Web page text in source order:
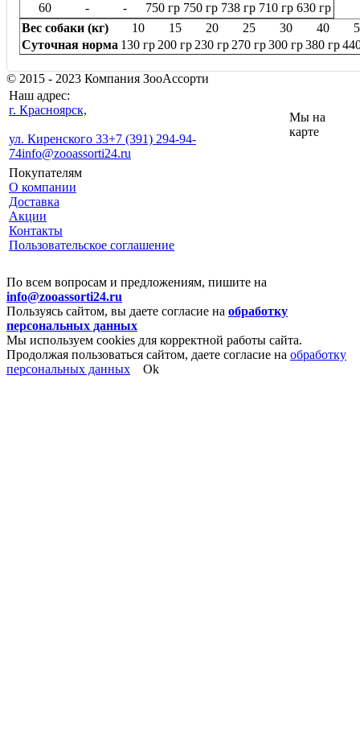
60
- - 750 гр 750 гр 738 гр 710 гр 630 гр
Вес собаки (кг)
10 15 20 25 30 40
Суточная норма 130 гр 200 гр 230 гр 270 гр300 гр380 гр
© 2015 - 2023 Компания ЗооАссорти
Наш адрес:
г. Красноярск,
ул. Киренского 33+7 (391) 294-94-
74info@zooassorti24.ru
Мы на
карте
Покупателям
О компании
Доставка
Акции
Контакты
Пользовательское соглашение
По всем вопросам и предложениям, пишите на
info@zooassorti24.ru
Пользуясь сайтом, вы даете согласие на обработку
персональных данных
Мы используем cookies для корректной работы сайта.
Продолжая пользоваться сайтом, даете согласие на обработку
персональных данных
Ok